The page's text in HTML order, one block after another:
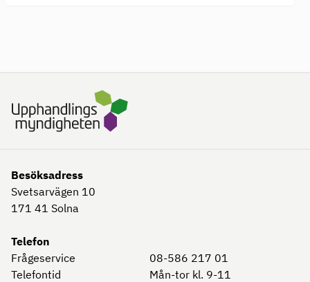
Besöksadress
Svetsarvägen 10
171 41 Solna
Telefon
Frågeservice
08-586 217 01
Telefontid
Mån-tor kl. 9-11